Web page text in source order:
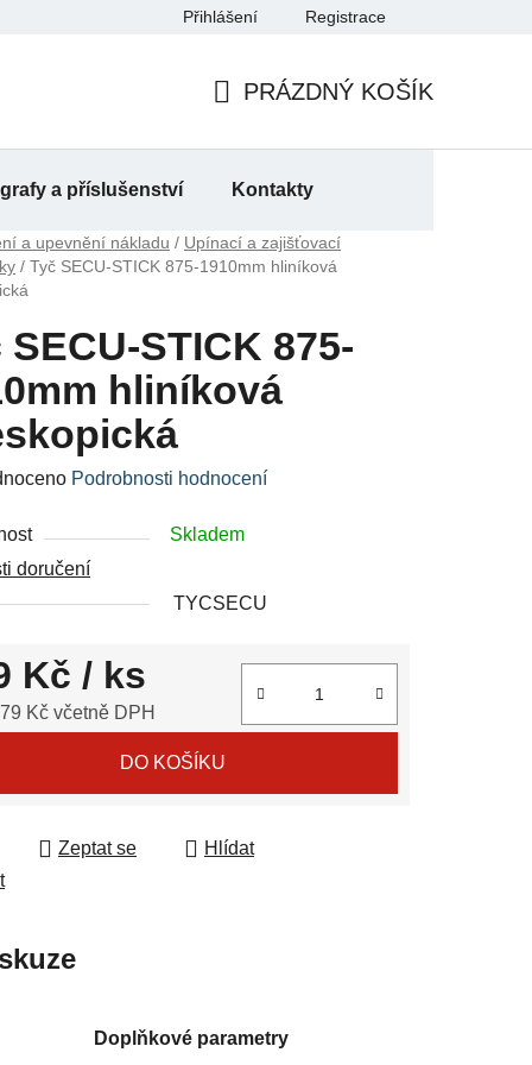
Přihlášení Registrace
KOŠÍK
PRÁZDNÝ KOŠÍK
a příslušenství Kontakty
a upevnění nákladu / Upínací a zajišťovací
/ Tyč SECU-STICK 875-1910mm hliníková
SECU-STICK 875-
hliníková
Podrobnosti hodnocení
Skladem
doručení
TYCSECU
Kč / ks
Kč včetně DPH
DO KOŠÍKU
Zeptat se
Hlídat
Doplňkové parametry